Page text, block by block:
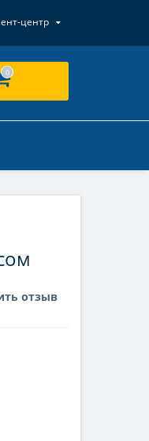
центр
0
отзыв